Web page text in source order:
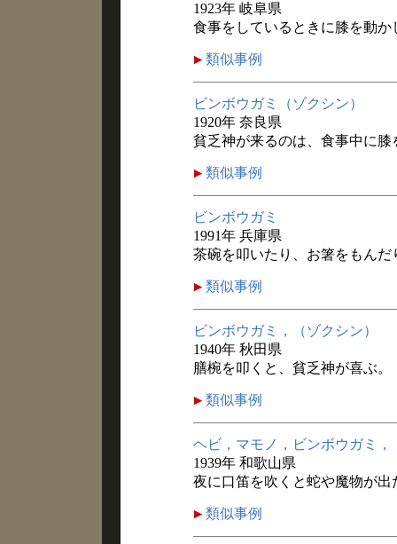
1923年 岐阜県
食事をしているときに膝を動
類似事例
ビンボウガミ（ゾクシン）
1920年 奈良県
貧乏神が来るのは、食事中に
類似事例
ビンボウガミ
1991年 兵庫県
茶碗を叩いたり、お箸をもん
類似事例
ビンボウガミ，（ゾクシン）
1940年 秋田県
膳椀を叩くと、貧乏神が喜ぶ。
類似事例
ヘビ，マモノ，ビンボウガミ，
1939年 和歌山県
夜に口笛を吹くと蛇や魔物が
類似事例